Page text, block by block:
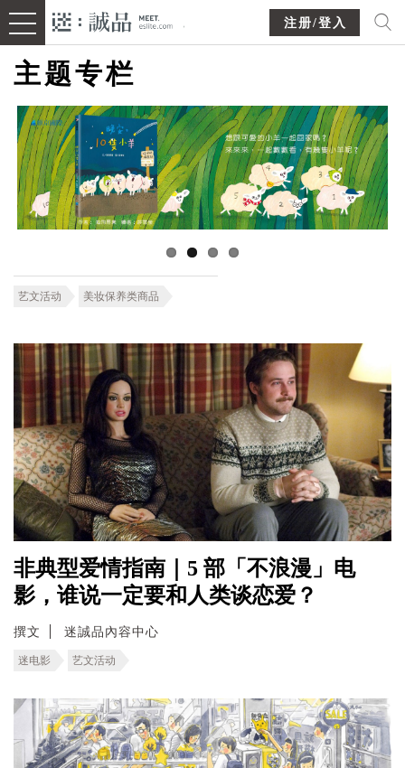
注册/登入
主题专栏
艺文活动 美妆保养类商品
非典型爱情指南｜5 部「不浪漫」电
影，谁说一定要和人类谈恋爱？
撰文 迷誠品內容中心
迷电影 艺文活动